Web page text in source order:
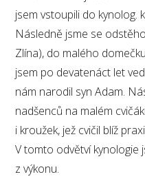
jsem vstoupili do kynolog.
Následně jsme se
Zlína), do malého
jsem po devatenáct let
nám narodil syn Adam.
nadšenců na malém
i kroužek, jež cvičil blíž
V tomto odvětví kynologie
z výkonu.